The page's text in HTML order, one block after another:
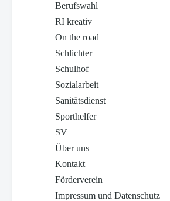
Berufswahl
RI kreativ
On the road
Schlichter
Schulhof
Sozialarbeit
Sanitätsdienst
Sporthelfer
SV
Über uns
Kontakt
Förderverein
Impressum und Datenschutz